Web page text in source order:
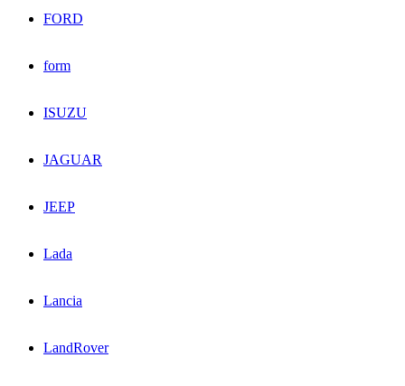
FORD
form
ISUZU
JAGUAR
JEEP
Lada
Lancia
LandRover